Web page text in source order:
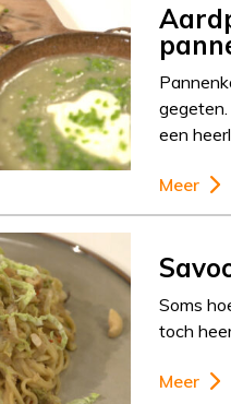
een
Meer
Soms
toch
Meer